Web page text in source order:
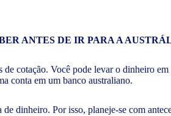
cotação. Você pode levar o dinheiro em
conta em um banco australiano.
dinheiro. Por isso, planeje-se com